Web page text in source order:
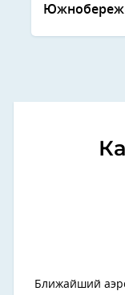
Ближайший